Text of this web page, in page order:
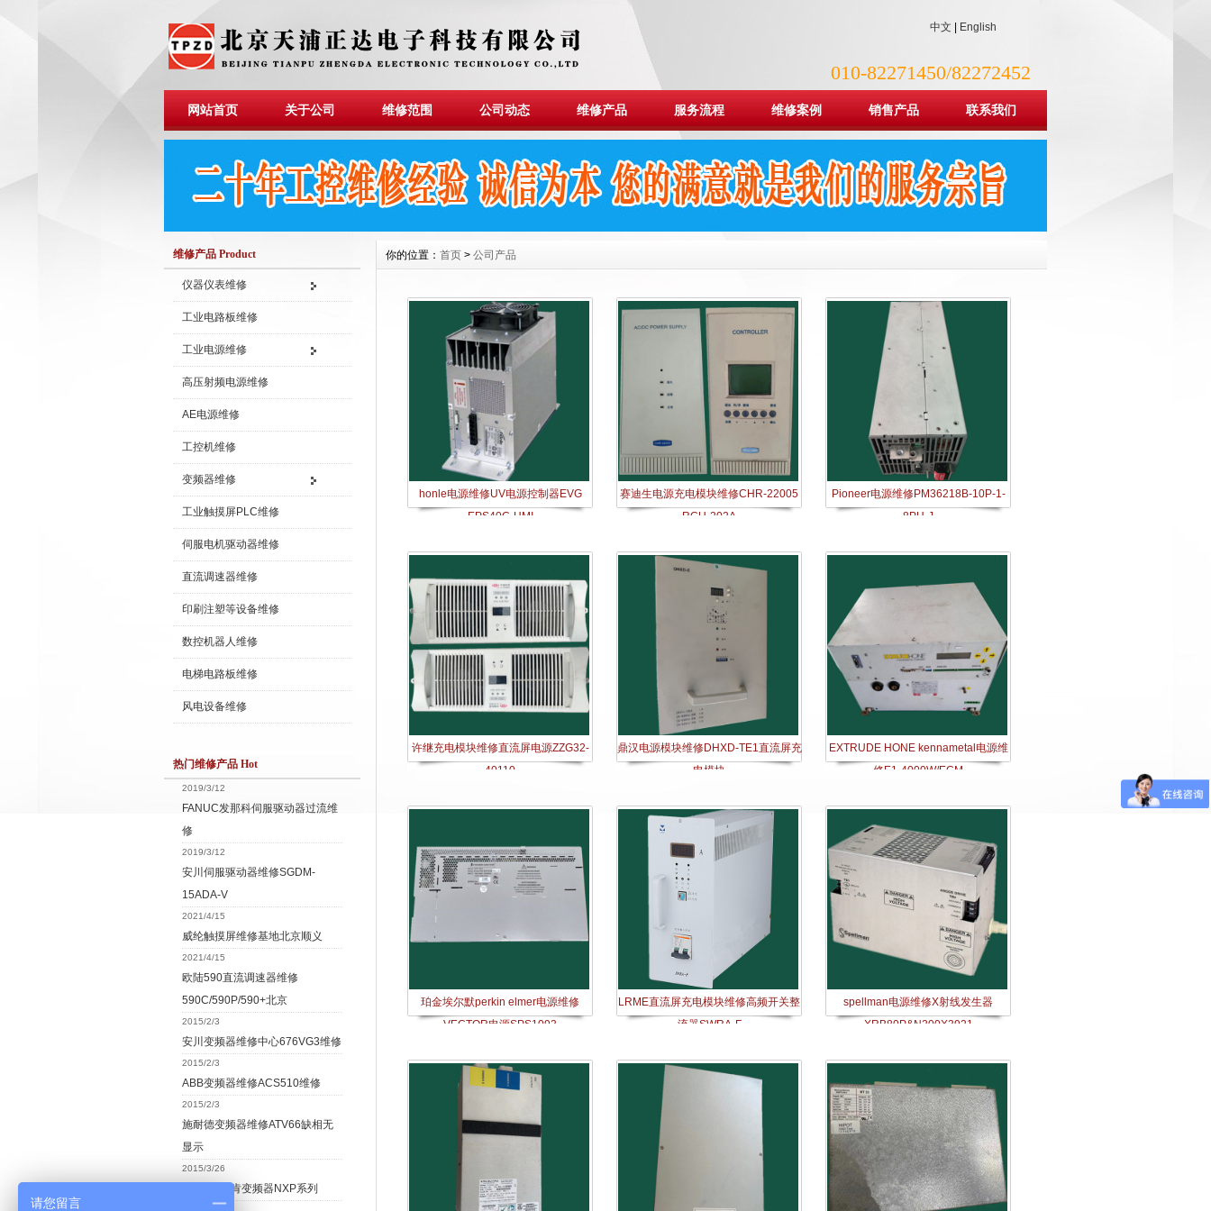
中文 English
010-82271450/82272452
网站首页 关于公司 维修范围 公司动态 维修产品 服务流程 维修案例 销售产品 联系我们
维修产品 Product
仪器仪表维修
工业电路板维修
工业电源维修
高压射频电源维修
AE电源维修
工控机维修
变频器维修
工业触摸屏PLC维修
伺服电机驱动器维修
直流调速器维修
印刷注塑等设备维修
数控机器人维修
电梯电路板维修
风电设备维修
热门维修产品 Hot
2019/3/12
FANUC发那科伺服驱动器过流维
修
2019/3/12
安川伺服驱动器维修SGDM-
15ADA-V
2021/4/15
威纶触摸屏维修基地北京顺义
2021/4/15
欧陆590直流调速器维修
590C/590P/590+北京
2015/2/3
安川变频器维修中心676VG3维修
2015/2/3
ABB变频器维修ACS510维修
2015/2/3
施耐德变频器维修ATV66缺相无
显示
2015/3/26
VACON伟肯变频器NXP系列
你的位置： 首页 > 公司产品
honle电源维修UV电源控制器EVG
EPS40C-HMI
赛迪生电源充电模块维修CHR-22005
RCU-202A
Pioneer电源维修PM36218B-10P-1-
8PH-J
许继充电模块维修直流屏电源ZZG32-
40110​
鼎汉电源模块维修DHXD-TE1​直流屏充
电模块
EXTRUDE HONE ​kennametal电源维
修​​E1-4000W/ECM​
珀金埃尔默perkin elmer电源维修
VECT​OR电源SPS1093​
LRME直流屏充电模块维修高频开关整
流器SWRA-F
spellman电源维修X射线发生器
XRB80P&N200X3921​
请您留言